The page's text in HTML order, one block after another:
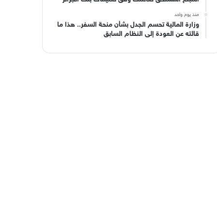
منذ يوم واحد
وزارة المالية تحسم الجدل بشأن منحة السفر.. هذا ما
قالته عن العودة إلى النظام السابق